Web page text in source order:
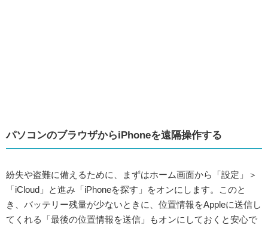
パソコンのブラウザからiPhoneを遠隔操作する
紛失や盗難に備えるために、まずはホーム画面から「設定」＞
「iCloud」と進み「iPhoneを探す」をオンにします。このと
き、バッテリー残量が少ないときに、位置情報をAppleに送信し
てくれる「最後の位置情報を送信」もオンにしておくと安心で